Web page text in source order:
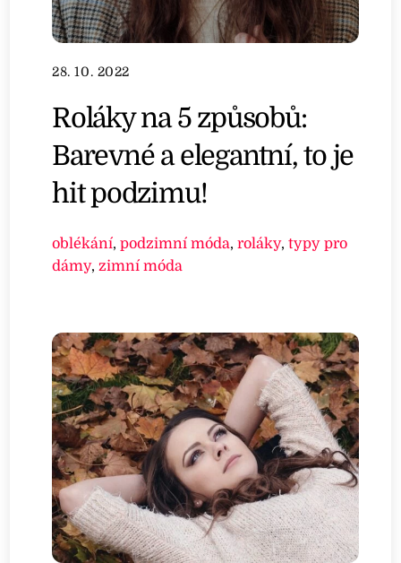
28. 10. 2022
Roláky na 5 způsobů:
Barevné a elegantní, to je
hit podzimu!
oblékání,podzimní móda,roláky,typy pro
dámy,zimní móda